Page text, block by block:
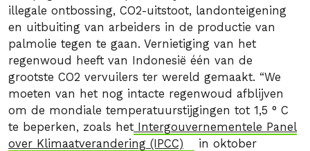
illegale ontbossing, CO2-uitstoot, landonteigening
en uitbuiting van arbeiders in de productie van
palmolie tegen te gaan. Vernietiging van het
regenwoud heeft van Indonesië één van de
grootste CO2 vervuilers ter wereld gemaakt. “We
moeten van het nog intacte regenwoud afblijven
om de mondiale temperatuurstijgingen tot 1,5 ° C
te beperken, zoals het Intergouvernementele Panel
over Klimaatverandering (IPCC)
in oktober